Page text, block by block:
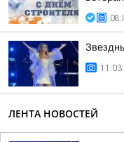
11:03
ЛЕНТА НОВОСТЕЙ